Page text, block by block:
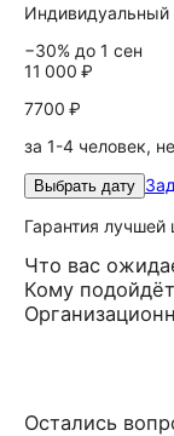
Индивидуальный
−30% до 1 сен
11 000 ₽
7700 ₽
за 1-4 человек,
Выбрать дату
Гарантия
Что вас
Кому
Остались